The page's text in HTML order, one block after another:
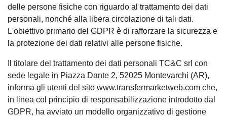
delle persone fisiche con riguardo al trattamento dei dati
personali, nonché alla libera circolazione di tali dati.
L'obiettivo primario del GDPR è di rafforzare la sicurezza e
la protezione dei dati relativi alle persone fisiche.
Il titolare del trattamento dei dati personali TC&C srl con
sede legale in Piazza Dante 2, 52025 Montevarchi (AR),
informa gli utenti del sito www.transfermarketweb.com che,
in linea col principio di responsabilizzazione introdotto dal
GDPR, ha avviato un modello organizzativo di gestione